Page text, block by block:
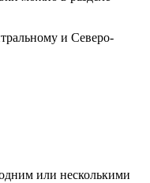
и Северо-
или несколькими